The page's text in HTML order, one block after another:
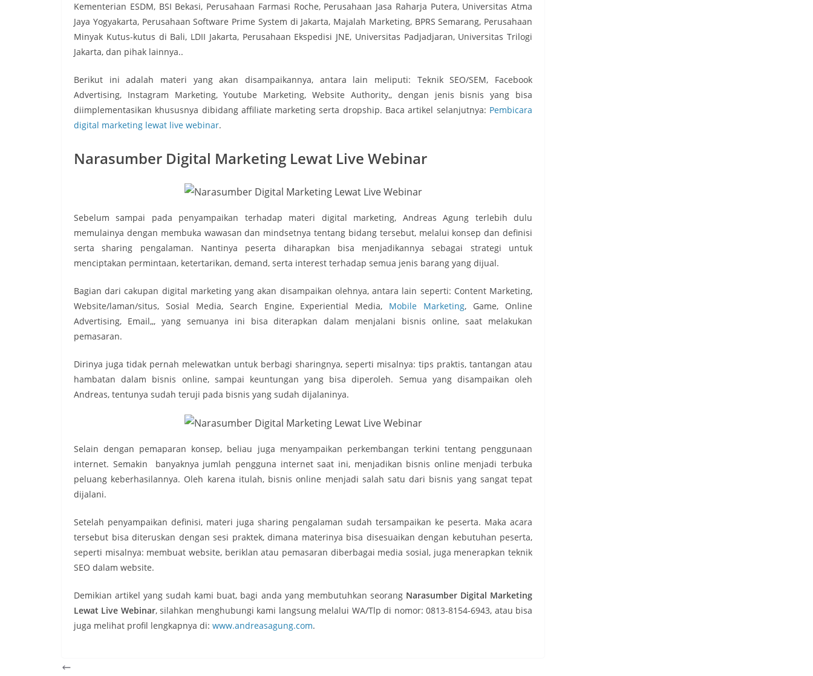
Kementerian ESDM, BSI Bekasi, Perusahaan Farmasi Roche, Perusahaan Jasa Raharja Putera, Universitas Atma
Jaya Yogyakarta, Perusahaan Software Prime System di Jakarta, Majalah Marketing, BPRS Semarang, Perusahaan
Minyak Kutus-kutus di Bali, LDII Jakarta, Perusahaan Ekspedisi JNE, Universitas Padjadjaran, Universitas Trilogi
Jakarta, dan pihak lainnya..
Berikut ini adalah materi yang akan disampaikannya, antara lain meliputi: Teknik SEO/SEM, Facebook
Advertising, Instagram Marketing, Youtube Marketing, Website Authority,, dengan jenis bisnis yang bisa
diimplementasikan khususnya dibidang affiliate marketing serta dropship. Baca artikel selanjutnya: Pembicara
digital marketing lewat live webinar.
Narasumber Digital Marketing Lewat Live Webinar
Sebelum sampai pada penyampaikan terhadap materi digital marketing, Andreas Agung terlebih dulu
memulainya dengan membuka wawasan dan mindsetnya tentang bidang tersebut, melalui konsep dan definisi
serta sharing pengalaman. Nantinya peserta diharapkan bisa menjadikannya sebagai strategi untuk
menciptakan permintaan, ketertarikan, demand, serta interest terhadap semua jenis barang yang dijual.
Bagian dari cakupan digital marketing yang akan disampaikan olehnya, antara lain seperti: Content Marketing,
Website/laman/situs, Sosial Media, Search Engine, Experiential Media, Mobile Marketing, Game, Online
Advertising, Email,,, yang semuanya ini bisa diterapkan dalam menjalani bisnis online, saat melakukan
pemasaran.
Dirinya juga tidak pernah melewatkan untuk berbagi sharingnya, seperti misalnya: tips praktis, tantangan atau
hambatan dalam bisnis online, sampai keuntungan yang bisa diperoleh. Semua yang disampaikan oleh
Andreas, tentunya sudah teruji pada bisnis yang sudah dijalaninya.
Selain dengan pemaparan konsep, beliau juga menyampaikan perkembangan terkini tentang penggunaan
internet. Semakin banyaknya jumlah pengguna internet saat ini, menjadikan bisnis online menjadi terbuka
peluang keberhasilannya. Oleh karena itulah, bisnis online menjadi salah satu dari bisnis yang sangat tepat
dijalani.
Setelah penyampaikan definisi, materi juga sharing pengalaman sudah tersampaikan ke peserta. Maka acara
tersebut bisa diteruskan dengan sesi praktek, dimana materinya bisa disesuaikan dengan kebutuhan peserta,
seperti misalnya: membuat website, beriklan atau pemasaran diberbagai media sosial, juga menerapkan teknik
SEO dalam website.
Demikian artikel yang sudah kami buat, bagi anda yang membutuhkan seorang Narasumber Digital Marketing
Lewat Live Webinar, silahkan menghubungi kami langsung melalui WA/Tlp di nomor: 0813-8154-6943, atau bisa
juga melihat profil lengkapnya di: www.andreasagung.com.